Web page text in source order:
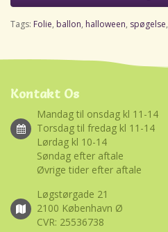
Tags: Folie, ballon, halloween, spøgelse,
Kontakt Os
Mandag til onsdag kl 11-14
Torsdag til fredag kl 11-14
Lørdag kl 10-14
Søndag efter aftale
Øvrige tider efter aftale
Løgstørgade 21
2100 København Ø
CVR: 25536738